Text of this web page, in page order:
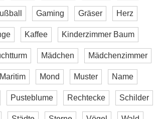
Gaming Gräser Herz
Kaffee Kinderzimmer Baum
Mädchen Mädchenzimmer
Maritim Mond Muster Name
Pusteblume Rechtecke Schilder